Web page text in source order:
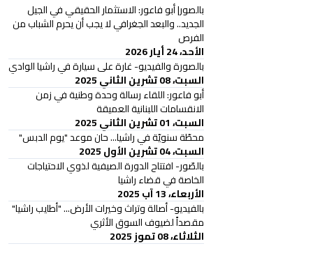
بالصور| أبو فاعور: الاستثمار الحقيقي في الجيل
الجديد.. والبعد الجغرافي لا يجب أن يحرم الشباب من
الفرص
الأحد، 24 أيار 2026
بالصورة والفيديو- غارة على سيارة في راشيا الوادي
السبت، 08 تشرين الثاني 2025
أبو فاعور: اللقاء رسالة وحدة وطنية في زمن
الانقسامات اللبنانية العميقة
السبت، 01 تشرين الثاني 2025
محطّة سنويّة في راشيا... حان موعد "يوم الدبس"
السبت، 04 تشرين الأول 2025
بالصّور- افتتاح الدورة الصيفية لذوي الاحتياجات
الخاصة في قضاء راشيا
الأربعاء، 13 آب 2025
بالفيديو- أصالة وتراث وخيرات الأرض... "أطايب راشيا"
مقصداً لضيوف السوق الأثري
الثلاثاء، 08 تموز 2025